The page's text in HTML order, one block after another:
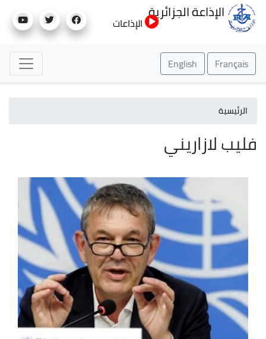
إلى
الإذاعة الجزائرية
الإذاعات
Français
English
الرئيسية
فليب لازاريني